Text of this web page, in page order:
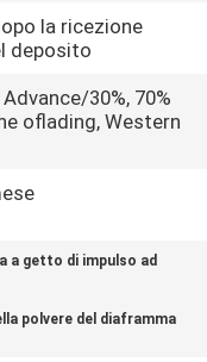
la ricezione
deposito
30%, 70%
oflading, Western
a getto di impulso ad
polvere del diaframma